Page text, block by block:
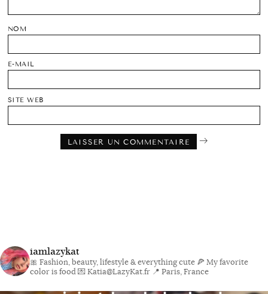
NOM
E-MAIL
SITE WEB
iamlazykat
🎀 Fashion, beauty, lifestyle & everything cute 🍕 My favorite
color is food💌 Katia@LazyKat.fr 📍 Paris, France